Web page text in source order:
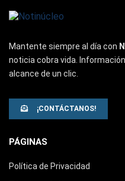
Mantente siempre al día con
noticia cobra vida.
alcance de un clic.
¡CONTÁCTANOS!
PÁGINAS
Política de Privacidad